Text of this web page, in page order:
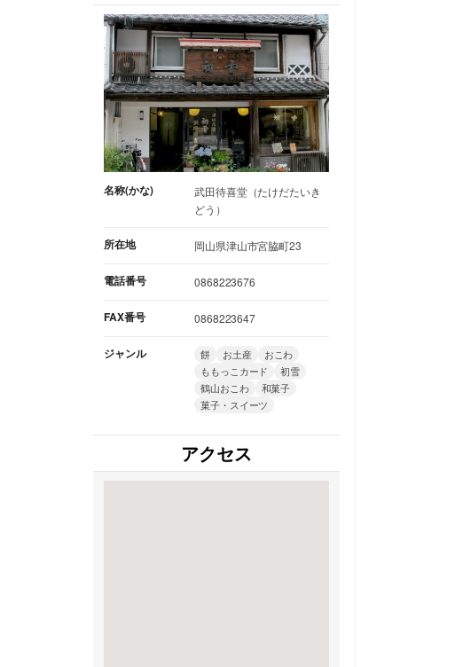
名称(かな)
武田待喜堂（たけだたいき
どう）
所在地 岡山県津山市宮脇町23
電話番号 0868223676
FAX番号 0868223647
ジャンル 餅 お土産
おこわ
ももっこカード
初雪
鶴山おこわ
和菓子
菓子・スイーツ
アクセス